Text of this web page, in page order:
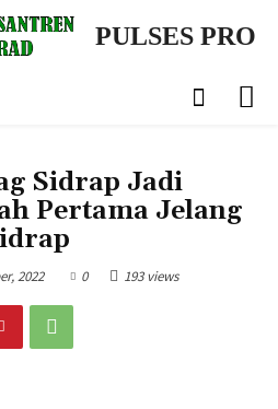
PULSES PRO
Sidrap Jadi
Pertama Jelang
2022 0 193 views